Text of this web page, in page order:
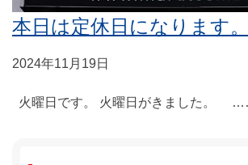
本日は定休日になります。
2024年11月19日
火曜日です。 火曜日がきました。